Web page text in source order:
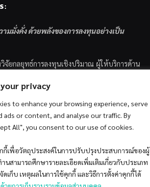
privacy
to enhance your browsing experience, serve
ads or content, and analyse our traffic. By
All", you consent to our use of cookies.
กี้เพื่อวัตถุประสงค์ในการปรับปรุงประสบการณ์ของผู้
นสามารถศึกษารายละเอียดเพิ่มเติมเกี่ยวกับประเภท
ดเก็บ เหตุผลในการใช้คุกกี้ และวิธีการตั้งค่าคุกกี้ได้
ามมั่งคั่ง ด้วยพลังของการลงทุนอย่างเป็น
จัยกลยุทธ์การลงทุนเชิงปริมาณ ผู้ให้บริการด้าน
มีเป้าหมายที่จะช่วยเหลือให้นักลงทุนไทย
ะกระบวนการลงทุนอย่างเป็นระบบแบบ
& Systematic Investing